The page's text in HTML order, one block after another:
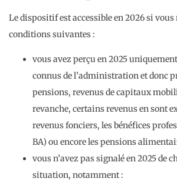
Le dispositif est accessible en 2026 si
conditions suivantes :
vous avez perçu en 2025
connus de l’administration et donc
pensions, revenus de capitaux
revanche, certains revenus en sont
revenus fonciers, les bénéfices
BA) ou encore les pensions
vous n’avez pas signalé en 2025 de
situation, notamment :